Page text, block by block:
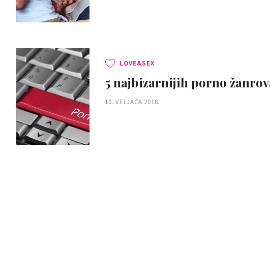
LOVE&SEX
5 najbizarnijih porno
10. VELJAČA 2018.